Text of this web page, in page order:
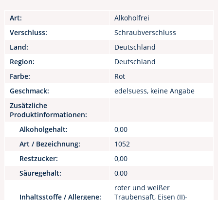
Art:
Alkoholfrei
Verschluss:
Schraubverschluss
Land:
Deutschland
Region:
Deutschland
Farbe:
Rot
Geschmack:
edelsuess, keine Angabe
Zusätzliche
Produktinformationen:
Alkoholgehalt:
0,00
Art / Bezeichnung:
1052
Restzucker:
0,00
Säuregehalt:
0,00
Inhaltsstoffe / Allergene:
roter und weißer
Traubensaft, Eisen (II)-